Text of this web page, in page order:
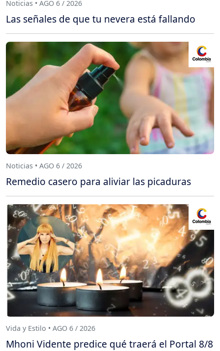
Noticias • AGO 6 / 2026
Las señales de que tu nevera está fallando
Noticias • AGO 6 / 2026
Remedio casero para aliviar las picaduras
Vida y Estilo • AGO 6 / 2026
Mhoni Vidente predice qué traerá el Portal 8/8